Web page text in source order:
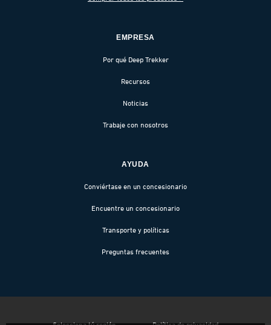
EMPRESA
Por qué Deep Trekker
Recursos
Noticias
Trabaje con nosotros
AYUDA
Conviértase en un concesionario
Encuentre un concesionario
Transporte y políticas
Preguntas frecuentes